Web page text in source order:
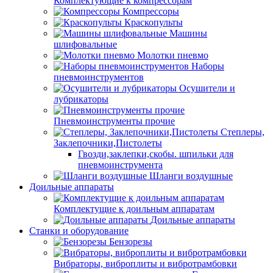
Компрессоры
Краскопульты
Машины
шлифовальные
Молотки пневмо
Наборы
пневмоинструментов
Осушители и
лубрикаторы
Пневмоинструменты прочие
Степлеры,
Заклепочники,Пистолеты
Гвозди,заклепки,скобы. шпильки для
пневмоинструмента
Шланги воздушные
Доильные аппараты
Комплектущие к доильным аппаратам
Доильные аппараты
Станки и оборудование
Бензорезы
Вибраторы, виброплиты и вибротрамбовки